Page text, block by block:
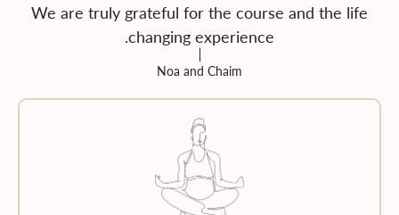
We are truly grateful for the course and the life
changing experience.
Noa and Chaim